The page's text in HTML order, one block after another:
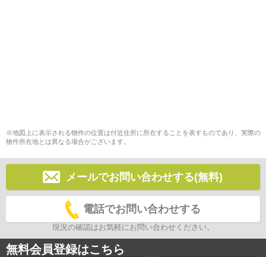
※地図上に表示される物件の位置は付近住所に所在することを表すものであり、実際の
物件所在地とは異なる場合がございます。
メールでお問い合わせする(無料)
電話でお問い合わせする
現況の確認はお気軽にお問い合わせください。
無料会員登録はこちら